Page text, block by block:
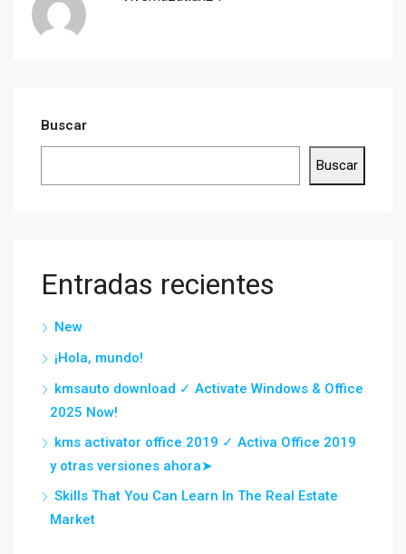
Buscar
Buscar
Entradas recientes
New
¡Hola, mundo!
kmsauto download ✓ Activate Windows & Office
2025 Now!
kms activator office 2019 ✓ Activa Office 2019
y otras versiones ahora➤
Skills That You Can Learn In The Real Estate
Market